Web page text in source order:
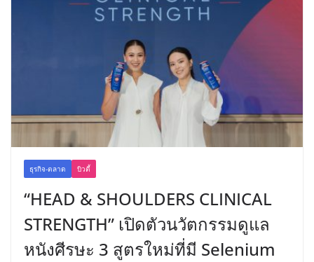
ธุรกิจ-ตลาด บิวตี้
“HEAD & SHOULDERS CLINICAL
STRENGTH” เปิดตัวนวัตกรรมดูแล
หนังศีรษะ 3 สูตรใหม่ที่มี Selenium